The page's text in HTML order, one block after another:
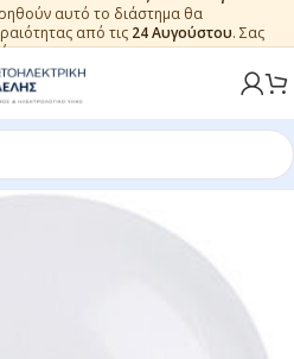
αυτό το διάστημα θα
από τις 24 Αυγούστου. Σας